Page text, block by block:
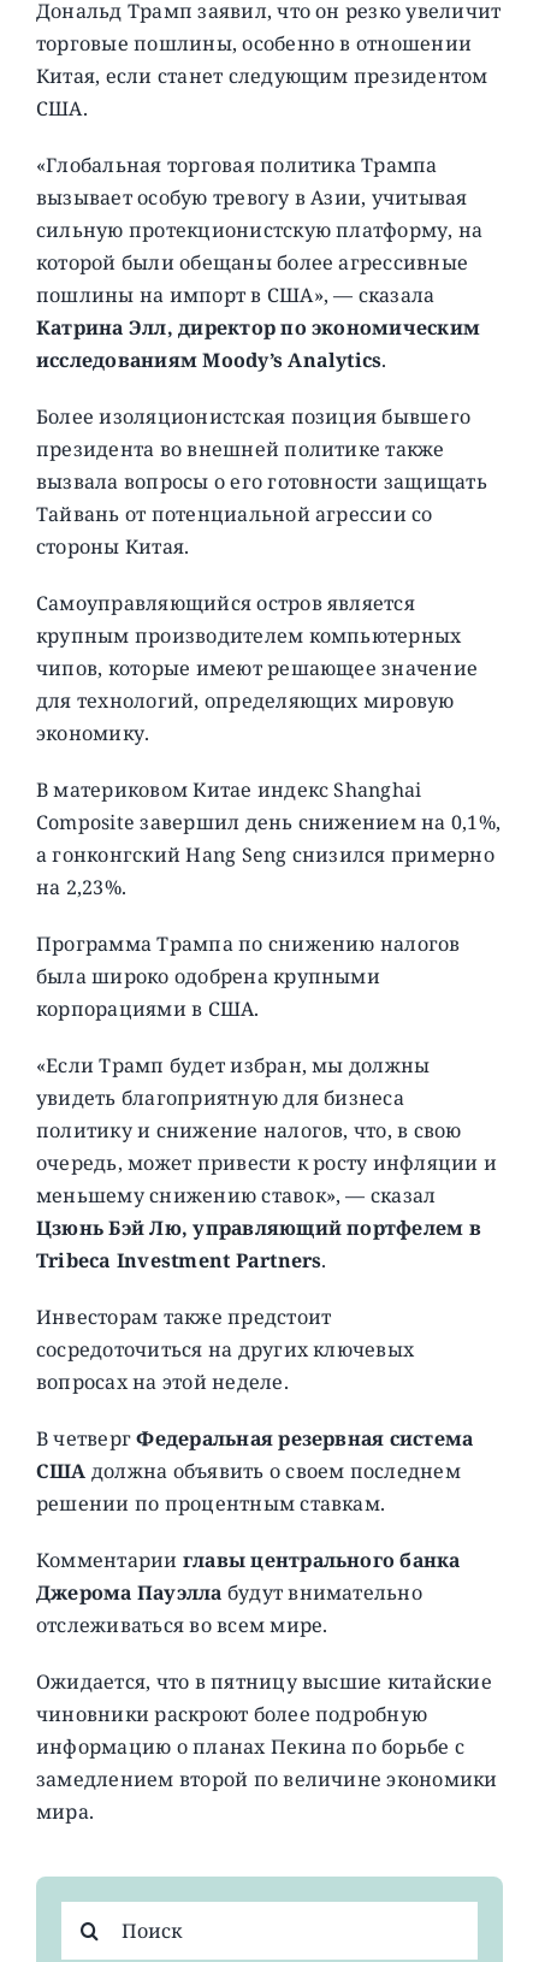
Дональд Трамп заявил, что он резко увеличит
торговые пошлины, особенно в отношении
Китая, если станет следующим президентом
США.
«Глобальная торговая политика Трампа
вызывает особую тревогу в Азии, учитывая
сильную протекционистскую платформу, на
которой были обещаны более агрессивные
пошлины на импорт в США», — сказала
Катрина Элл, директор по экономическим
исследованиям Moody’s Analytics.
Более изоляционистская позиция бывшего
президента во внешней политике также
вызвала вопросы о его готовности защищать
Тайвань от потенциальной агрессии со
стороны Китая.
Самоуправляющийся остров является
крупным производителем компьютерных
чипов, которые имеют решающее значение
для технологий, определяющих мировую
экономику.
В материковом Китае индекс Shanghai
Composite завершил день снижением на 0,1%,
а гонконгский Hang Seng снизился примерно
на 2,23%.
Программа Трампа по снижению налогов
была широко одобрена крупными
корпорациями в США.
«Если Трамп будет избран, мы должны
увидеть благоприятную для бизнеса
политику и снижение налогов, что, в свою
очередь, может привести к росту инфляции и
меньшему снижению ставок», — сказал
Цзюнь Бэй Лю, управляющий портфелем в
Tribeca Investment Partners.
Инвесторам также предстоит
сосредоточиться на других ключевых
вопросах на этой неделе.
В четвергФедеральная резервная система
США должна объявить о своем последнем
решении по процентным ставкам.
Комментарии главы центрального банка
Джерома Пауэлла будут внимательно
отслеживаться во всем мире.
Ожидается, что в пятницу высшие китайские
чиновники раскроют более подробную
информацию о планах Пекина по борьбе с
замедлением второй по величине экономики
мира.
поиска: